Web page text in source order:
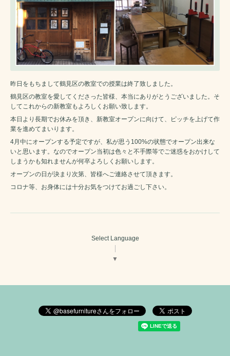
昨日をもちまして鶴見区の教室での授業は終了致しました。
鶴見区の教室を愛してくださった皆様、本当にありがとうございました。そ
してこれからの新教室もよろしくお願い致します。
本日より長期でお休みを頂き、新教室オープンに向けて、ピッチを上げて作
業を進めてまいります。
4月中にオープンする予定ですが、私が思う100%の状態でオープン出来な
いと思います。なのでオープン当初は色々と不手際等でご迷惑をおかけして
しまうかも知れませんが何卒よろしくお願いします。
オープンの日が決まり次第、皆様へご連絡させて頂きます。
コロナ等、お身体には十分お気をつけてお過ごし下さい。
Select Language
▼